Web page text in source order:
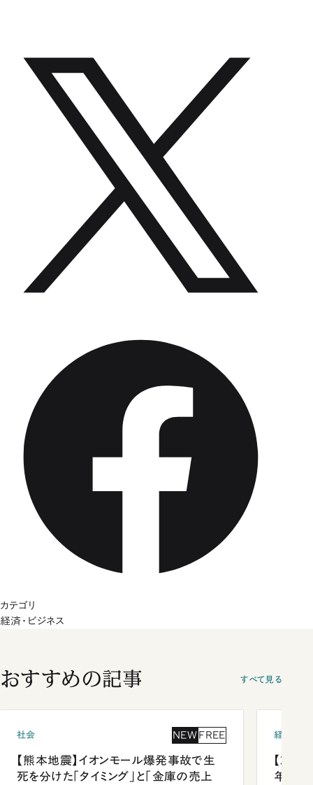
カテゴリ
経済・ビジネス
おすすめの記事 すべて見る
社会 NEW FREE
【熊本地震】イオンモール爆発事故で生
死を分けた「タイミング」と「金庫の売上
経済・ビ
【就活
年会は